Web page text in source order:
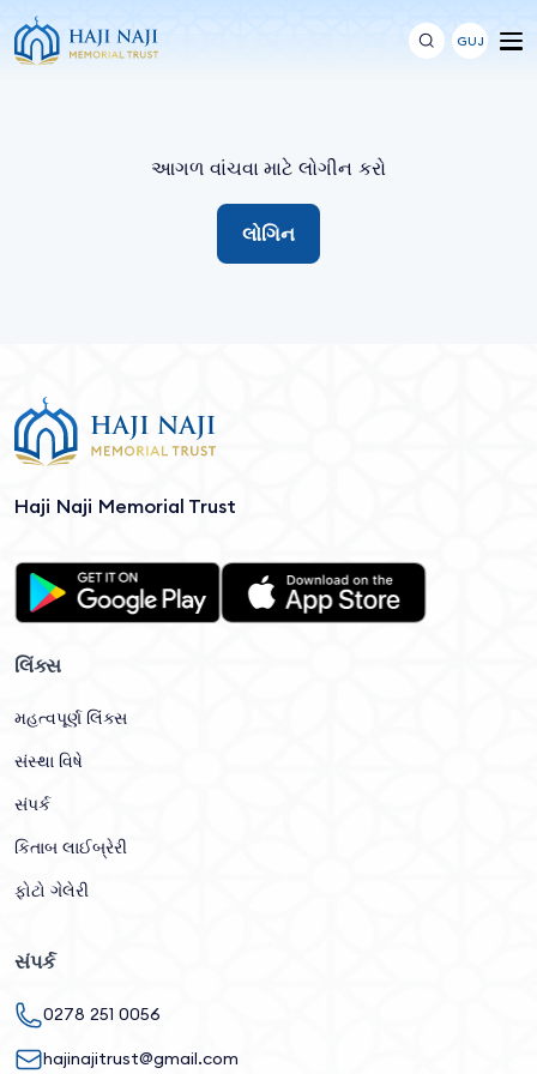
GUJ
આગળ વાંચવા માટે લોગીન કરો
લોગિન
Haji Naji Memorial Trust
લિંક્સ
મહત્વપૂર્ણ લિંક્સ
સંસ્થા વિષે
સંપર્ક
કિતાબ લાઈબ્રેરી
ફોટો ગેલેરી
સંપર્ક
0278 251 0056
hajinajitrust@gmail.com